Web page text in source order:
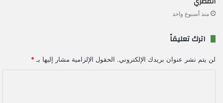
منذ أسبوع واحد
اترك تعليقاً
لن يتم نشر عنوان بريدك الإلكتروني. الحقول الإلزامية مشار إليها بـ *